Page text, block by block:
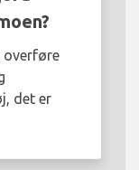
overføre
det er